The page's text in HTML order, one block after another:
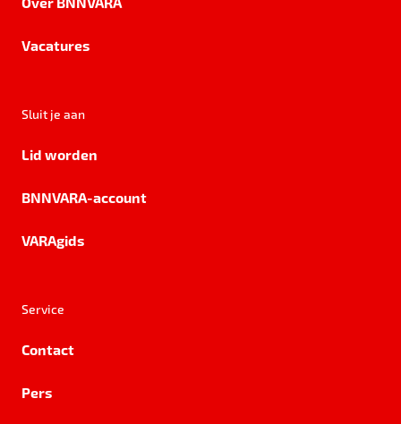
Vacatures
Sluit je aan
Lid worden
BNNVARA-account
VARAgids
Service
Contact
Pers